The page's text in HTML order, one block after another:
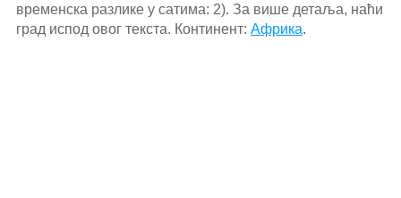
временска разлике у сатима: 2). За више детаља, наћи
град испод овог текста. Континент: Африка.